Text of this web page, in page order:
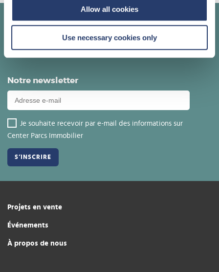
Allow all cookies
Use necessary cookies only
Notre newsletter
Je souhaite recevoir par e-mail des informations sur
Center Parcs Immobilier
Appelez un de nos conseillers
+32 (0)11 61 63 00
Projets en vente
Événements
À propos de nous